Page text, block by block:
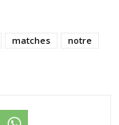
matches
notre